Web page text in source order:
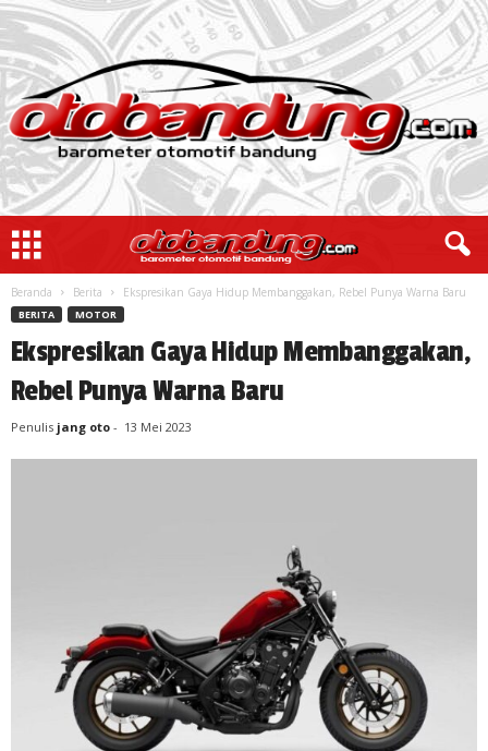
Beranda Berita Ekspresikan Gaya Hidup Membanggakan, Rebel Punya Warna Baru
BERITA MOTOR
Ekspresikan Gaya Hidup Membanggakan,
Rebel Punya Warna Baru
Penulis jang oto - 13 Mei 2023